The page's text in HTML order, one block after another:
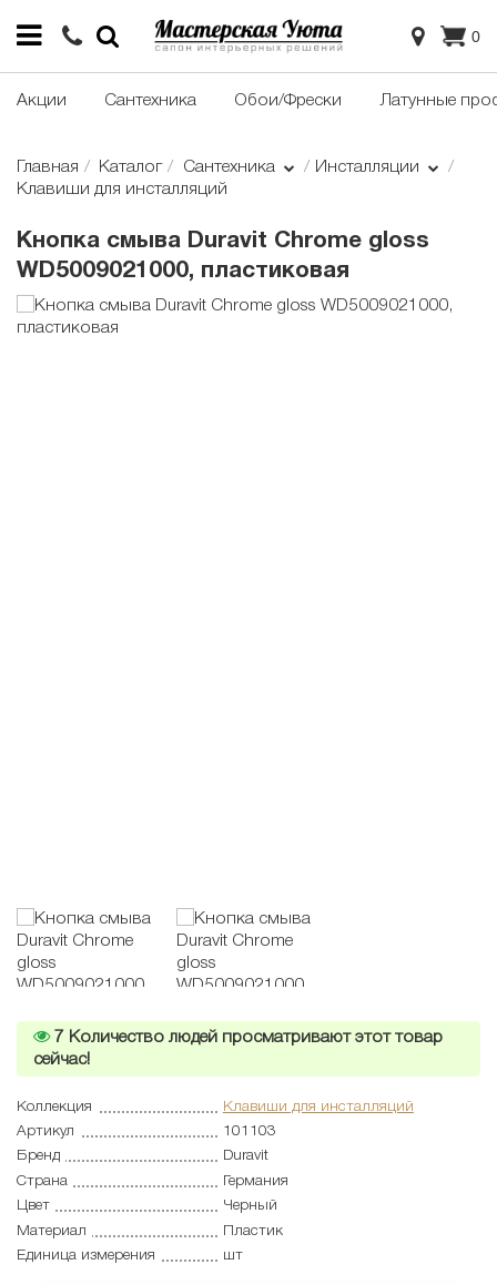
0
Акции Сантехника Обои/Фрески Латунные
Главная Каталог Сантехника
Инсталляции
Клавиши для инсталляций
Кнопка смыва Duravit Chrome gloss
WD5009021000, пластиковая
7 Количество людей просматривают этот товар
сейчас!
Коллекция
Клавиши для инсталляций
Артикул
101103
Бренд
Duravit
Страна
Германия
Цвет
Черный
Материал
Пластик
Единица измерения
шт